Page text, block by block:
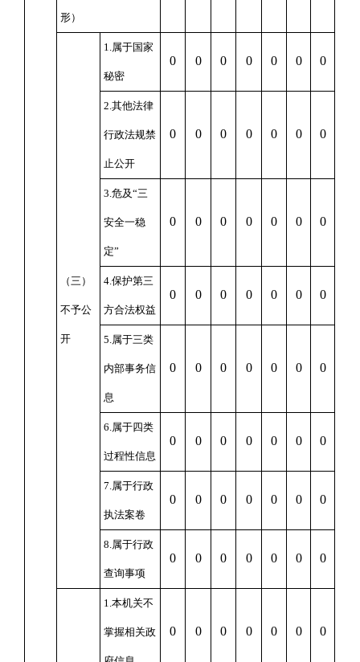
形）
（三）
不予公
开
1.属于国家
秘密
0 0 0 0 0 0 0
2.其他法律
行政法规禁
止公开
0 0 0 0 0 0 0
3.危及“三
安全一稳
定”
0 0 0 0 0 0 0
4.保护第三
方合法权益
0 0 0 0 0 0 0
5.属于三类
内部事务信
息
0 0 0 0 0 0 0
6.属于四类
过程性信息
0 0 0 0 0 0 0
7.属于行政
执法案卷
0 0 0 0 0 0 0
8.属于行政
查询事项
0 0 0 0 0 0 0
1.本机关不
掌握相关政 0 0 0 0 0 0 0